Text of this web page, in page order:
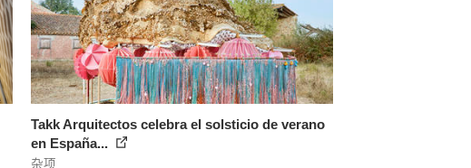
Takk Arquitectos celebra el solsticio de verano
en España...
杂项